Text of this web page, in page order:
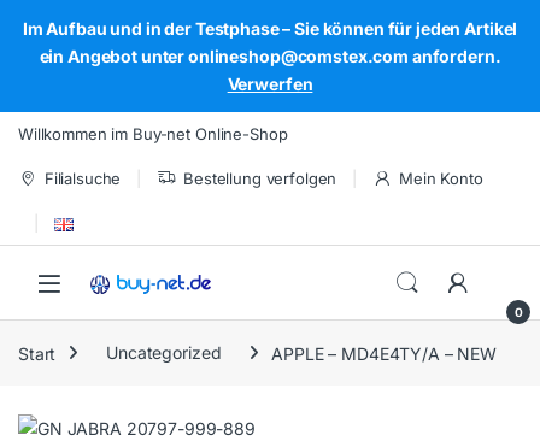
Im Aufbau und in der Testphase – Sie können für jeden Artikel
ein Angebot unter onlineshop@comstex.com anfordern.
Verwerfen
Skip to navigation
Skip to content
Willkommen im Buy-net Online-Shop
Filialsuche Bestellung verfolgen Mein Konto
Open
0
Start Uncategorized APPLE – MD4E4TY/A – NEW